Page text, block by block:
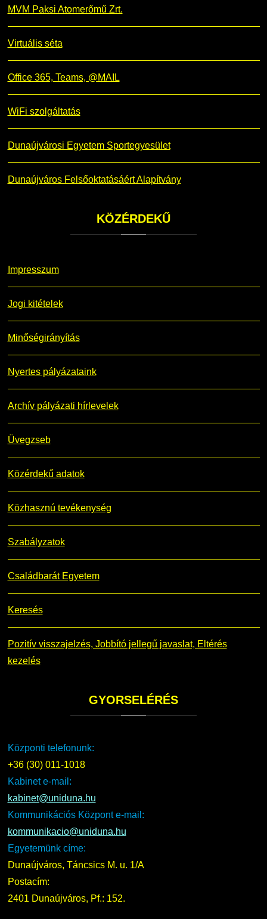
MVM Paksi Atomerőmű Zrt.
Virtuális séta
Office 365, Teams, @MAIL
WiFi szolgáltatás
Dunaújvárosi Egyetem Sportegyesület
Dunaújváros Felsőoktatásáért Alapítvány
KÖZÉRDEKŰ
Impresszum
Jogi kitételek
Minőségirányítás
Nyertes pályázataink
Archív pályázati hírlevelek
Üvegzseb
Közérdekű adatok
Közhasznú tevékenység
Szabályzatok
Családbarát Egyetem
Keresés
Pozitív visszajelzés, Jobbító jellegű javaslat, Eltérés
kezelés
GYORSELÉRÉS
Központi telefonunk:
+36 (30) 011-1018
Kabinet e-mail:
kabinet@uniduna.hu
Kommunikációs Központ e-mail:
kommunikacio@uniduna.hu
Egyetemünk címe:
Dunaújváros, Táncsics M. u. 1/A
Postacím:
2401 Dunaújváros, Pf.: 152.